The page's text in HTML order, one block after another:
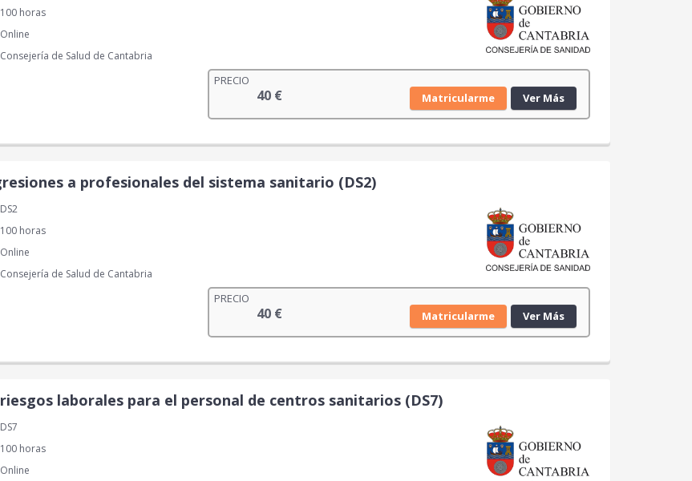
100 horas
Online
Consejería de Salud de Cantabria
PRECIO
40 € Matricularme Ver Más
a profesionales del sistema sanitario (DS2)
DS2
100 horas
Online
Consejería de Salud de Cantabria
PRECIO
40 € Matricularme Ver Más
laborales para el personal de centros sanitarios (DS7)
DS7
100 horas
Online